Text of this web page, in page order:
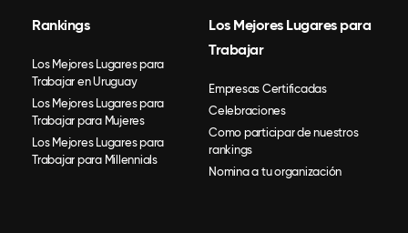
Rankings
Los Mejores Lugares para
Trabajar en Uruguay
Los Mejores Lugares para
Trabajar para Mujeres
Los Mejores Lugares para
Trabajar para Millennials
Los Mejores Lugares para
Trabajar
Empresas Certificadas
Celebraciones
Como participar de nuestros
rankings
Nomina a tu organización